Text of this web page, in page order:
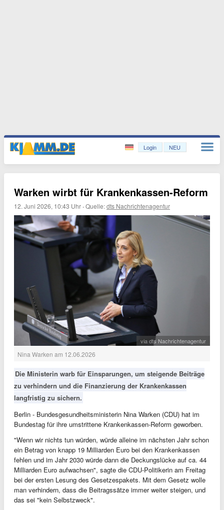
Login NEU
Warken wirbt für Krankenkassen-Reform
12. Juni 2026, 10:43 Uhr ·Quelle:dts Nachrichtenagentur
via dts Nachrichtenagentur
Nina Warken am 12.06.2026
Die Ministerin warb für Einsparungen, um steigende Beiträge
zu verhindern und die Finanzierung der Krankenkassen
langfristig zu sichern.
Berlin - Bundesgesundheitsministerin Nina Warken (CDU) hat im
Bundestag für ihre umstrittene Krankenkassen-Reform geworben.
"Wenn wir nichts tun würden, würde alleine im nächsten Jahr schon
ein Betrag von knapp 19 Milliarden Euro bei den Krankenkassen
fehlen und im Jahr 2030 würde dann die Deckungslücke auf ca. 44
Milliarden Euro aufwachsen", sagte die CDU-Politikerin am Freitag
bei der ersten Lesung des Gesetzespakets. Mit dem Gesetz wolle
man verhindern, dass die Beitragssätze immer weiter steigen, und
das sei "kein Selbstzweck".